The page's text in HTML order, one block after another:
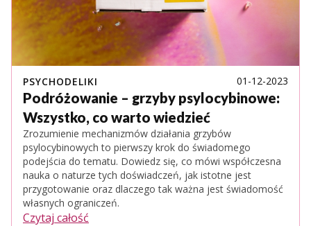
PSYCHODELIKI 01-12-2023
Podróżowanie – grzyby psylocybinowe:
Wszystko, co warto wiedzieć
Zrozumienie mechanizmów działania grzybów
psylocybinowych to pierwszy krok do świadomego
podejścia do tematu. Dowiedz się, co mówi współczesna
nauka o naturze tych doświadczeń, jak istotne jest
przygotowanie oraz dlaczego tak ważna jest świadomość
własnych ograniczeń.
Czytaj całość